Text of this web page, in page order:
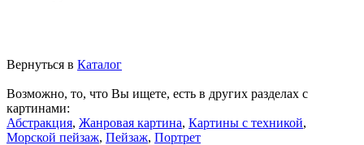
Вернуться в Каталог
Возможно, то, что Вы ищете, есть в других разделах с
картинами:
Абстракция, Жанровая картина, Картины с техникой,
Морской пейзаж, Пейзаж, Портрет